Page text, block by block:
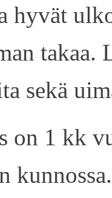
hyvät
sekä
on 1 kk
kunnossa.